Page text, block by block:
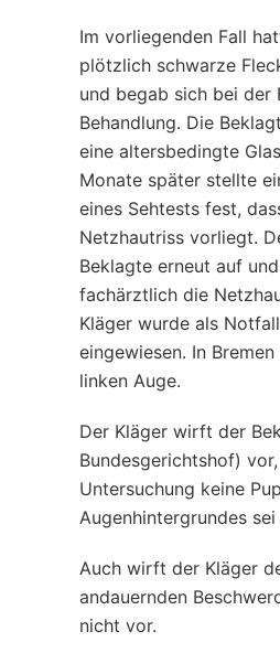
Im vorliegenden Fall
plötzlich schwarze
und begab sich bei der
Behandlung. Die
eine altersbedingte
Monate später stellte
eines Sehtests fest,
Netzhautriss vorliegt.
Beklagte erneut auf
fachärztlich die
Kläger wurde als
eingewiesen. In
linken Auge.
Der Kläger wirft der
Bundesgerichtshof)
Untersuchung keine
Augenhintergrundes
Auch wirft der Kläger
andauernden
nicht vor.